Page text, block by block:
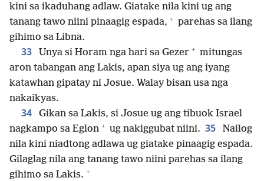
kini sa ikaduhang adlaw. Giatake nila kini ug ang
tanang tawo niini pinaagig espada, + parehas sa ilang
gihimo sa Libna.
33 Unya si Horam nga hari sa Gezer + mitungas
aron tabangan ang Lakis, apan siya ug ang iyang
katawhan gipatay ni Josue. Walay bisan usa nga
nakaikyas.
34
Gikan sa Lakis, si Josue ug ang tibuok Israel
nagkampo sa Eglon + ug nakiggubat niini. 35
Nailog
nila kini niadtong adlawa ug giatake pinaagig espada.
Gilaglag nila ang tanang tawo niini parehas sa ilang
gihimo sa Lakis. +